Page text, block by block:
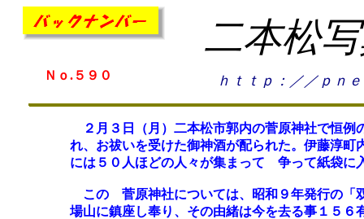
二本松
Ｎｏ.５９０ ｈｔｔｐ：／／ｐｎ
２月３日（月）二本松市郭内の菅原神社で恒例
れ、お祓いを受けた御神酒が配られた。伊藤淳
には５０人ほどの人々が集まって 争って紙袋に
この 菅原神社については、昭和９年発行の「
場山に鎮座し奉り、その由緒は今を去る事１５